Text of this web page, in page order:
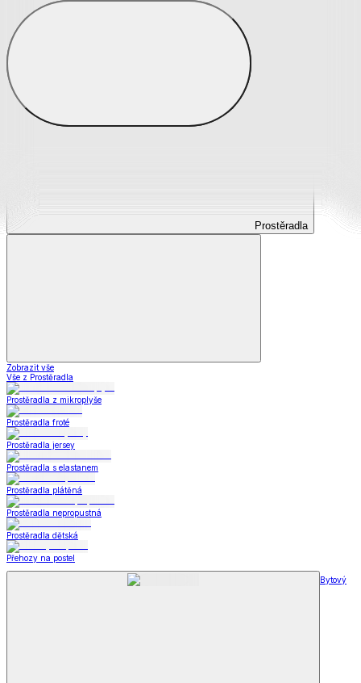
Prostěradla
Prostěradla
Zobrazit vše
Vše z Prostěradla
Prostěradla z mikroplyše
Prostěradla froté
Prostěradla jersey
Prostěradla s elastanem
Prostěradla plátěná
Prostěradla nepropustná
Prostěradla dětská
Přehozy na postel
Bytový